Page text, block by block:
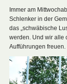
Immer am
Schlenker in der
das „schwäbische
werden. Und wir alle
Aufführungen freuen.